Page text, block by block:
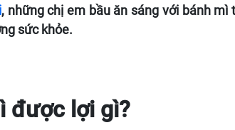
, những chị em bầu ăn sáng với bánh mì
sức khỏe.
được lợi gì?